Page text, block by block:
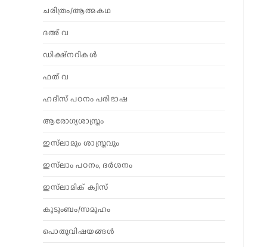
ചരിത്രം/ആത്മകഥ
ദഅ് വ
ഡിക്ഷ്നറികൾ
ഫത് വ
ഹദീസ് പഠനം പരിഭാഷ
ആരോഗ്യശാസ്ത്രം
ഇസ്‌ലാമും ശാസ്ത്രവും
ഇസ്‌ലാം പഠനം, ദർശനം
ഇസ്‌ലാമിക് ക്വിസ്
കുടുംബം/സമൂഹം
പൊതുവിഷയങ്ങൾ